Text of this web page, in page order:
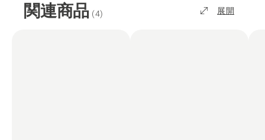
関連商品 (4) 展開